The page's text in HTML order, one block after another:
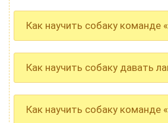
Как научить собаку команде
Как научить собаку давать
Как научить собаку команде